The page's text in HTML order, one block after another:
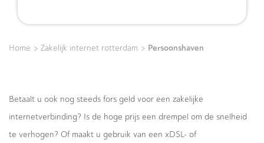
Home > Zakelijk internet rotterdam > Persoonshaven
Betaalt u ook nog steeds fors geld voor een zakelijke
internetverbinding? Is de hoge prijs een drempel om de snelheid
te verhogen? Of maakt u gebruik van een xDSL- of